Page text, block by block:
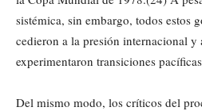
sistémica, sin embargo, todos estos
cedieron a la presión internacional
experimentaron transiciones
Del mismo modo, los críticos del